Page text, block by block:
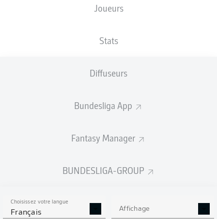
Joueurs
Stats
Diffuseurs
Bundesliga App
Fantasy Manager
BUNDESLIGA-GROUP
Choisissez votre langue
Français Affichage
0